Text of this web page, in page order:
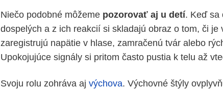
Niečo podobné môžeme pozorovať aj u detí. Keď sa
dospelých a z ich reakcií si skladajú obraz o tom, či je
zaregistrujú napätie v hlase, zamračenú tvár alebo
Upokojujúce signály si pritom často pustia k telu až
Svoju rolu zohráva aj výchova. Výchovné štýly